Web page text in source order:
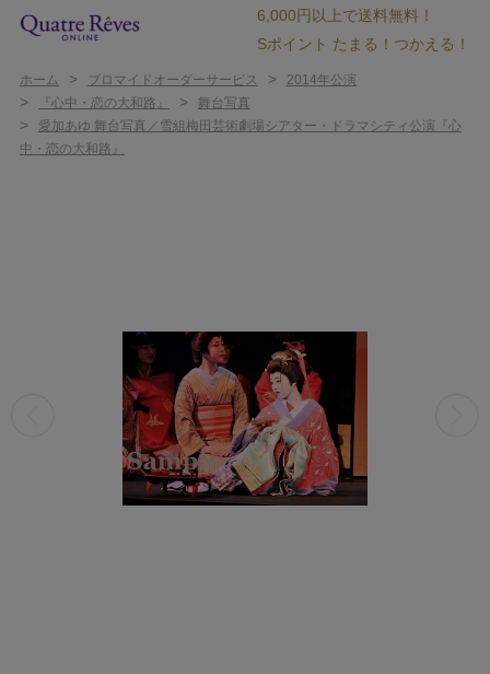
6,000円以上で送料無料！
Sポイント たまる！つかえる！
ホーム > ブロマイドオーダーサービス > 2014年公演
> 『心中・恋の大和路』 > 舞台写真
>
愛加あゆ 舞台写真／雪組梅田芸術劇場シアター・ドラマシティ公演『心
中・恋の大和路』